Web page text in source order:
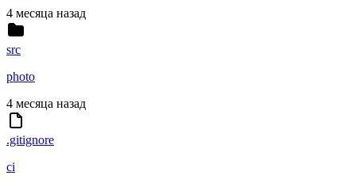
4 месяца назад
src
photo
4 месяца назад
.gitignore
ci